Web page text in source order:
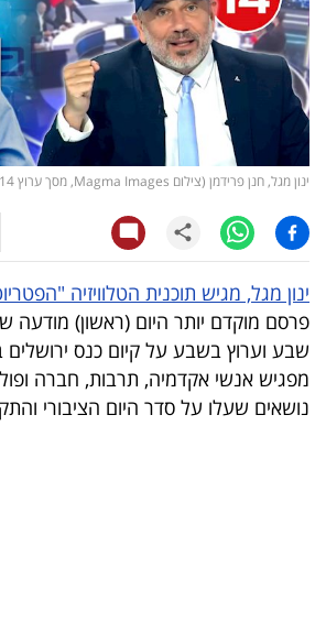
רכילות
עסקית
קריפטו
טלוויזיה
עסקי
ספורט
קריירה
ולימודים
מינויים
ינון מגל, חנן פרידמן (צילום Magma Images, מסך ערוץ 14, פלאש 90)
ינון מגל, מגיש תוכנית הטלוויזיה
פרסם מוקדם יותר היום (ראשון) מודעה
שבע וערוץ בשבע על קיום כנס
מפגיש אנשי אקדמיה, תרבות, חברה
נושאים שעלו על סדר היום הציבורי